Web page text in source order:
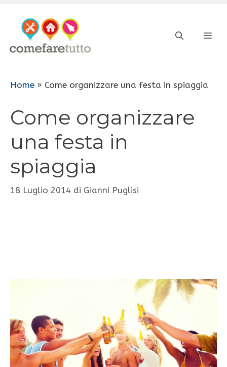
contenuto
Home » Come organizzare una festa in spiaggia
Come organizzare
una festa in
spiaggia
18 Luglio 2014 di Gianni Puglisi